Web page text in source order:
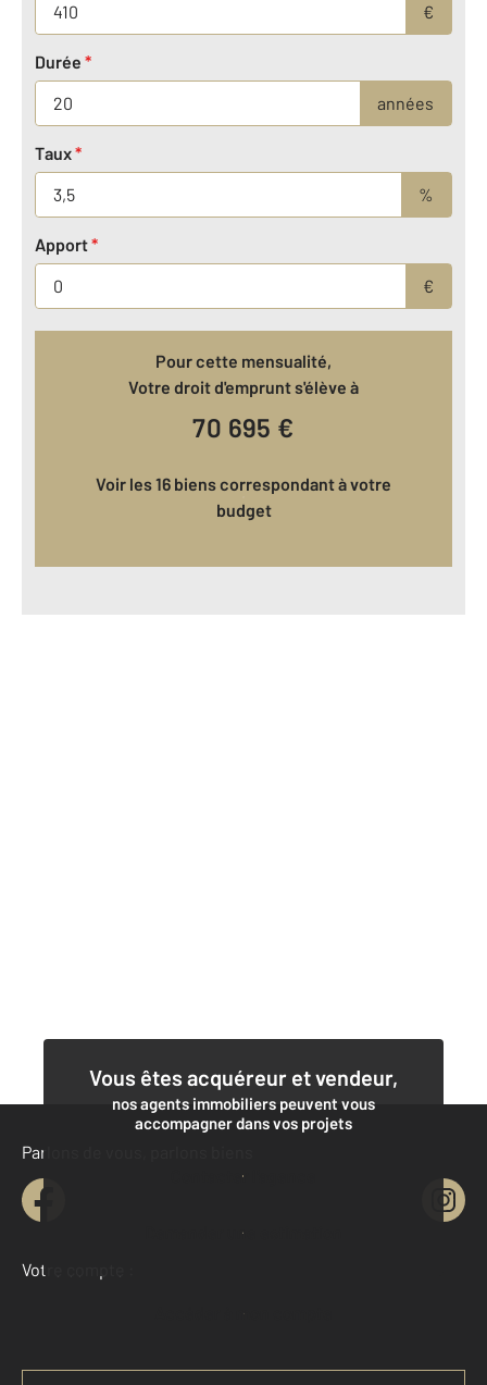
€
Durée *
années
Taux*
%
Apport*
€
Pour cette mensualité,
Votre droit d'emprunt s'élève à
70 695 €
Voir les 16 biens correspondant à votre
budget
Vous êtes acquéreur et vendeur,
nos agents immobiliers peuvent vous
accompagner dans vos projets
Contacter l'agence
Demander une estimation
Parlons de vous, parlons biens
Votre compte :
Accéder à mon compte